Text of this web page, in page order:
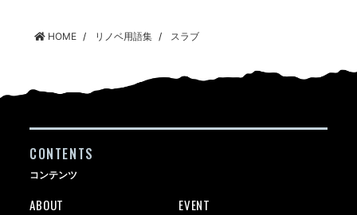
HOME リノベ用語集 スラブ
CONTENTS
コンテンツ
ABOUT
EVENT